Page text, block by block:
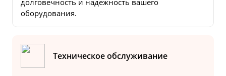
долговечность и надежность вашего
оборудования.
Техническое обслуживание